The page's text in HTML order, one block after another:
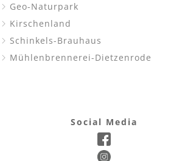
Geo-Naturpark
Kirschenland
Schinkels-Brauhaus
Mühlenbrennerei-Dietzenrode
Social Media